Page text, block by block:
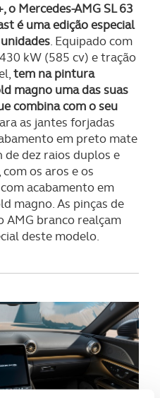
o Mercedes-AMG SL 63
é uma edição especial
. Equipado com
kW (585 cv) e tração
tem na pintura
magno uma das suas
combina com o seu
as jantes forjadas
em preto mate
dez raios duplos e
os aros e os
acabamento em
magno. As pinças de
branco realçam
deste modelo.